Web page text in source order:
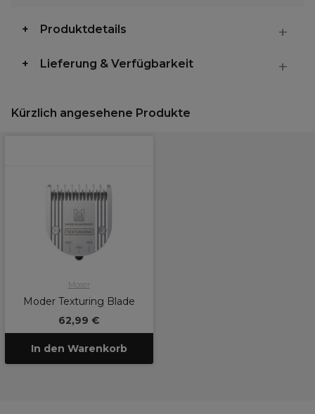
Produktdetails
Lieferung & Verfügbarkeit
Kürzlich angesehene Produkte
Moser
Moder Texturing Blade
62,99 €
In den Warenkorb